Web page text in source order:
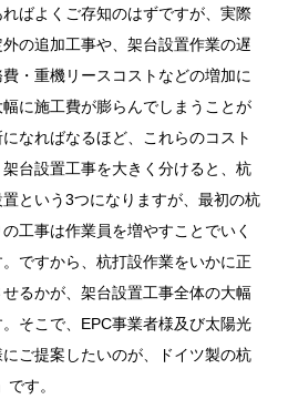
ばよくご存知のはずですが、実際
の追加工事や、架台設置作業の遅
・重機リースコストなどの増加に
に施工費が膨らんでしまうことが
なればなるほど、これらのコスト
台設置工事を大きく分けると、杭
という3つになりますが、最初の杭
工事は作業員を増やすことでいく
ですから、杭打設作業をいかに正
るかが、架台設置工事全体の大幅
そこで、EPC事業者様及び太陽光
ご提案したいのが、ドイツ製の杭
す。